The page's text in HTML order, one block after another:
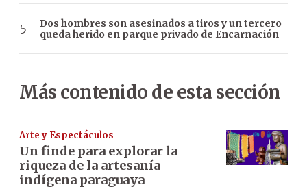
Dos hombres son asesinados a tiros y un tercero
queda herido en parque privado de Encarnación
Más contenido de esta sección
Arte y Espectáculos
Un finde para explorar la
riqueza de la artesanía
indígena paraguaya